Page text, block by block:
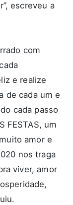
escreveu a
com
e realize
de cada um e
cada passo
FESTAS, um
amor e
nos traga
viver, amor